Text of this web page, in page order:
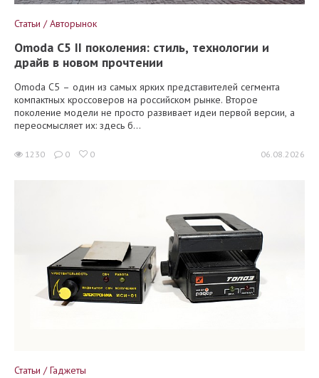
Статьи / Авторынок
Omoda C5 II поколения: стиль, технологии и
драйв в новом прочтении
Omoda C5 – один из самых ярких представителей сегмента
компактных кроссоверов на российском рынке. Второе
поколение модели не просто развивает идеи первой версии, а
переосмысляет их: здесь б...
1230 0 0 06.08.2026
Статьи / Гаджеты